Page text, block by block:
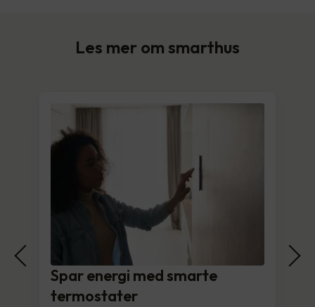
Les mer om smarthus
Spar energi med smarte
termostater